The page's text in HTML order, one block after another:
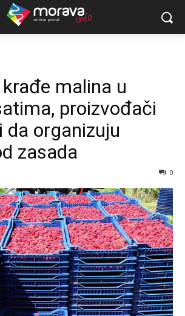
malina u
proizvođači
da organizuju
zasada
0